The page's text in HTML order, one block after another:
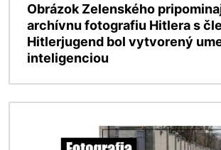
Obrázok Zelenského
archívnu fotografiu Hitlera s
Hitlerjugend bol vytvorený
inteligenciou